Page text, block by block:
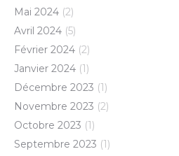
Mai 2024 (2)
Avril 2024 (5)
Février 2024 (2)
Janvier 2024 (1)
Décembre 2023 (1)
Novembre 2023 (2)
Octobre 2023 (1)
Septembre 2023 (1)